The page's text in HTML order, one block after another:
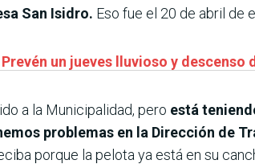
San Isidro. Eso fue el 20 de abril de
un jueves lluvioso y descenso
a la Municipalidad, pero está
problemas en la Dirección de
porque la pelota ya está en su